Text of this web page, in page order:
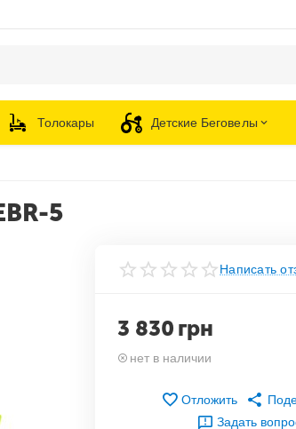
Толокары Детские Беговелы
5
Написать
3 830 грн
нет в наличии
Отложить
Задать